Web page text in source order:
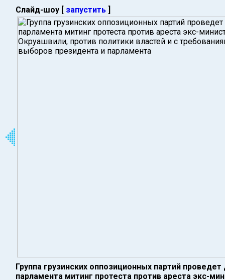
Слайд-шоу [ запустить ]
Группа грузинских оппозиционных партий
парламента митинг протеста против ареста экс-